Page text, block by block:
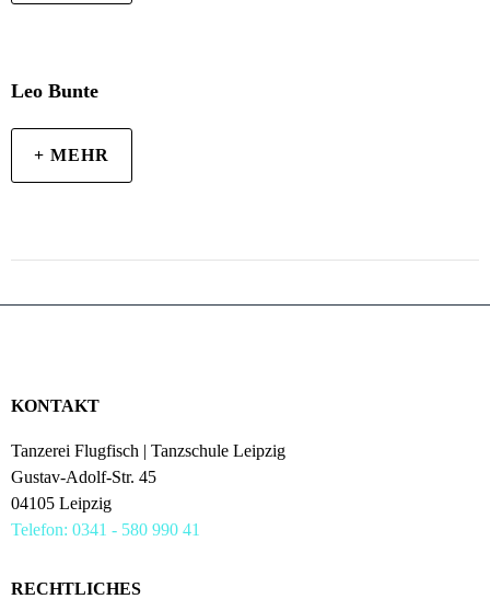
Leo Bunte
+ MEHR
KONTAKT
Tanzerei Flugfisch | Tanzschule Leipzig
Gustav-Adolf-Str. 45
04105 Leipzig
Telefon: 0341 - 580 990 41
RECHTLICHES